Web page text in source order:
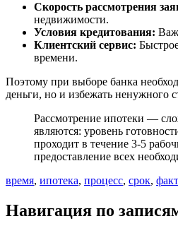
Скорость рассмотрения
недвижимости.
Условия кредитования:
Клиентский сервис:
времени.
Поэтому при выборе банка
деньги, но и избежать ненужного
Рассмотрение ипотеки —
являются: уровень
проходит в течение 3-5
предоставление всех
время, ипотека, процесс, срок, факт
Навигация по